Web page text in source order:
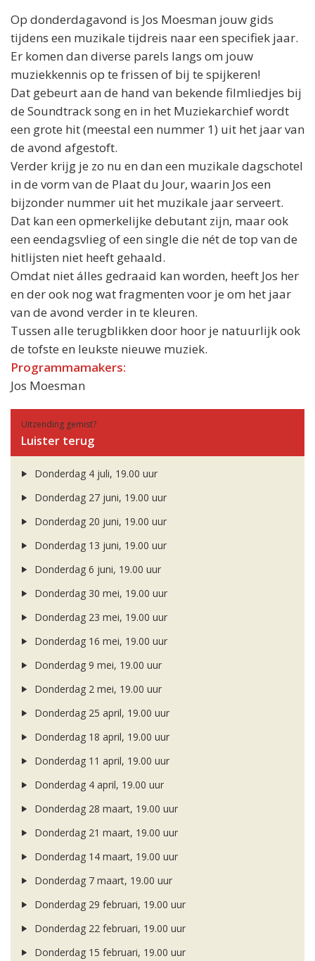
Op donderdagavond is Jos Moesman jouw gids
tijdens een muzikale tijdreis naar een specifiek jaar.
Er komen dan diverse parels langs om jouw
muziekkennis op te frissen of bij te spijkeren!
Dat gebeurt aan de hand van bekende filmliedjes bij
de Soundtrack song en in het Muziekarchief wordt
een grote hit (meestal een nummer 1) uit het jaar van
de avond afgestoft.
Verder krijg je zo nu en dan een muzikale dagschotel
in de vorm van de Plaat du Jour, waarin Jos een
bijzonder nummer uit het muzikale jaar serveert.
Dat kan een opmerkelijke debutant zijn, maar ook
een eendagsvlieg of een single die nét de top van de
hitlijsten niet heeft gehaald.
Omdat niet álles gedraaid kan worden, heeft Jos her
en der ook nog wat fragmenten voor je om het jaar
van de avond verder in te kleuren.
Tussen alle terugblikken door hoor je natuurlijk ook
de tofste en leukste nieuwe muziek.
Programmamakers:
Jos Moesman
Uitzending gemist?
Luister terug
Donderdag 4 juli, 19.00 uur
Donderdag 27 juni, 19.00 uur
Donderdag 20 juni, 19.00 uur
Donderdag 13 juni, 19.00 uur
Donderdag 6 juni, 19.00 uur
Donderdag 30 mei, 19.00 uur
Donderdag 23 mei, 19.00 uur
Donderdag 16 mei, 19.00 uur
Donderdag 9 mei, 19.00 uur
Donderdag 2 mei, 19.00 uur
Donderdag 25 april, 19.00 uur
Donderdag 18 april, 19.00 uur
Donderdag 11 april, 19.00 uur
Donderdag 4 april, 19.00 uur
Donderdag 28 maart, 19.00 uur
Donderdag 21 maart, 19.00 uur
Donderdag 14 maart, 19.00 uur
Donderdag 7 maart, 19.00 uur
Donderdag 29 februari, 19.00 uur
Donderdag 22 februari, 19.00 uur
Donderdag 15 februari, 19.00 uur